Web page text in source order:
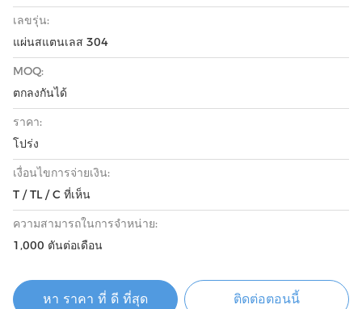
เลขรุ่น:
แผ่นสแตนเลส 304
MOQ:
ตกลงกันได้
ราคา:
โปร่ง
เงื่อนไขการจ่ายเงิน:
T / TL / C ที่เห็น
ความสามารถในการจําหน่าย:
1,000 ตันต่อเดือน
หา ราคา ที่ ดี ที่สุด ติดต่อตอนนี้